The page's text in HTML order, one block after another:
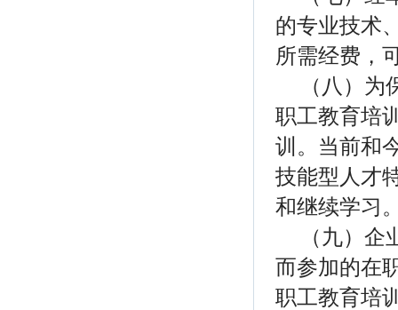
的专业技术
所需经费，
（八）
职工教育培
训。当前和
技能型人才
和继续学习
（九）
而参加的在
职工教育培